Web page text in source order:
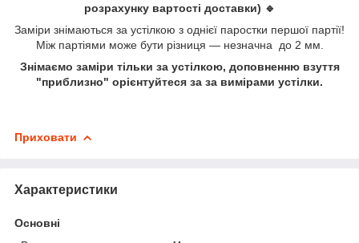
розрахунку вартості доставки) 🔹
Заміри знімаються за устілкою з однієї паростки першої партії!
Між партіями може бути різниця — незначна до 2 мм.
Знімаємо заміри тільки за устілкою, доповненню взуття
"приблизно" орієнтуйтеся за за вимірами устілки.
Приховати
Характеристики
Основні